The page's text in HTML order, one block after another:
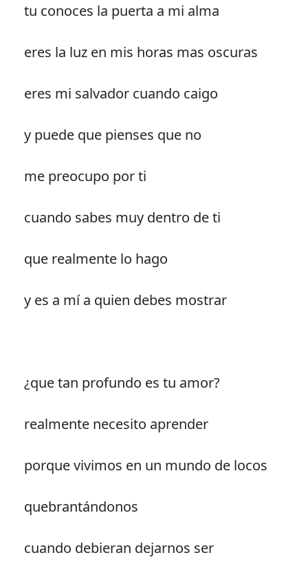
tu conoces la puerta a mi alma
eres la luz en mis horas mas oscuras
eres mi salvador cuando caigo
y puede que pienses que no
me preocupo por ti
cuando sabes muy dentro de ti
que realmente lo hago
y es a mí a quien debes mostrar
¿que tan profundo es tu amor?
realmente necesito aprender
porque vivimos en un mundo de locos
quebrantándonos
cuando debieran dejarnos ser